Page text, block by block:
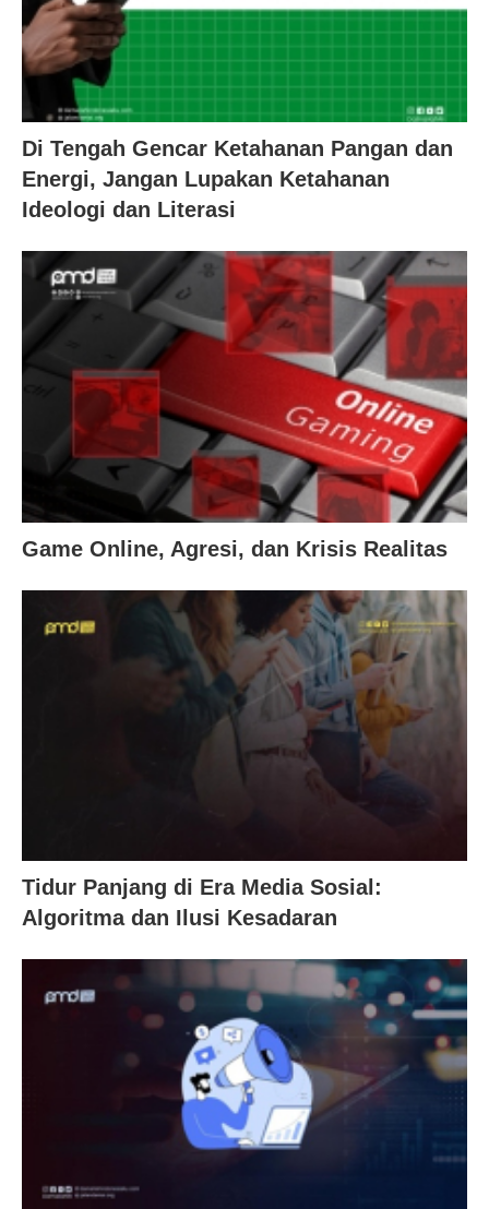
Di Tengah Gencar Ketahanan Pangan dan
Energi, Jangan Lupakan Ketahanan
Ideologi dan Literasi
Game Online, Agresi, dan Krisis Realitas
Tidur Panjang di Era Media Sosial:
Algoritma dan Ilusi Kesadaran